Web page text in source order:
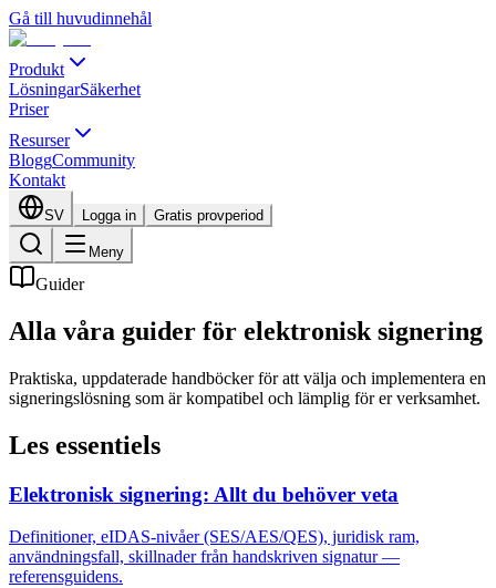
Gå till huvudinnehål
Produkt
LösningarSäkerhet
Priser
Resurser
BloggCommunity
Kontakt
SV Logga in Gratis provperiod
Meny
Guider
Alla våra guider för elektronisk signering
Praktiska, uppdaterade handböcker för att välja och implementera en
signeringslösning som är kompatibel och lämplig för er verksamhet.
Les essentiels
Elektronisk signering: Allt du behöver veta
Definitioner, eIDAS-nivåer (SES/AES/QES), juridisk ram,
användningsfall, skillnader från handskriven signatur —
referensguidens.